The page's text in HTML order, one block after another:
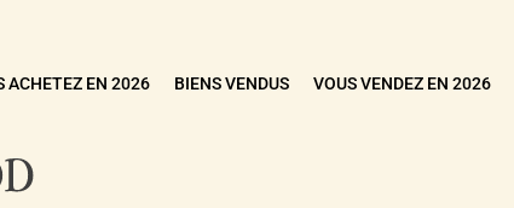
ACHETEZ EN 2026 BIENS VENDUS VOUS VENDEZ EN 2026